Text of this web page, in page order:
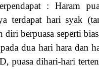
: Haram
terdapat hari syak
diri berpuasa seperti
dua hari hara dan
puasa dihari-hari